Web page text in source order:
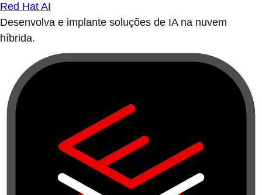
Red Hat AI
Desenvolva e implante soluções de IA na nuvem
híbrida.